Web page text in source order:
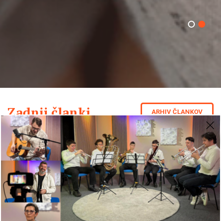
Zadnji članki ARHIV ČLANKOV
Koncert GLAS ŽIVLJENJA 2026
30-03-2026 Pro-life dogajanje
Objemimo Slovenijo z milostjo